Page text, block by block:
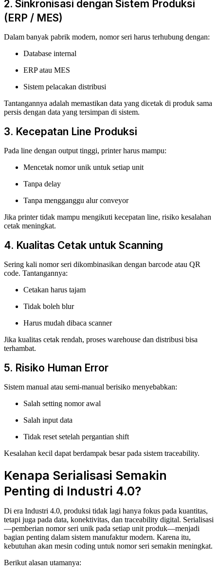
2. Sinkronisasi dengan Sistem Produksi
(ERP / MES)
Dalam banyak pabrik modern, nomor seri harus terhubung dengan:
Database internal
ERP atau MES
Sistem pelacakan distribusi
Tantangannya adalah memastikan data yang dicetak di produk sama
persis dengan data yang tersimpan di sistem.
3. Kecepatan Line Produksi
Pada line dengan output tinggi, printer harus mampu:
Mencetak nomor unik untuk setiap unit
Tanpa delay
Tanpa mengganggu alur conveyor
Jika printer tidak mampu mengikuti kecepatan line, risiko kesalahan
cetak meningkat.
4. Kualitas Cetak untuk Scanning
Sering kali nomor seri dikombinasikan dengan barcode atau QR
code. Tantangannya:
Cetakan harus tajam
Tidak boleh blur
Harus mudah dibaca scanner
Jika kualitas cetak rendah, proses warehouse dan distribusi bisa
terhambat.
5. Risiko Human Error
Sistem manual atau semi-manual berisiko menyebabkan:
Salah setting nomor awal
Salah input data
Tidak reset setelah pergantian shift
Kesalahan kecil dapat berdampak besar pada sistem traceability.
Kenapa Serialisasi Semakin
Penting di Industri 4.0?
Di era Industri 4.0, produksi tidak lagi hanya fokus pada kuantitas,
tetapi juga pada data, konektivitas, dan traceability digital. Serialisasi
—pemberian nomor seri unik pada setiap unit produk—menjadi
bagian penting dalam sistem manufaktur modern. Karena itu,
kebutuhan akan mesin coding untuk nomor seri semakin meningkat.
Berikut alasan utamanya: